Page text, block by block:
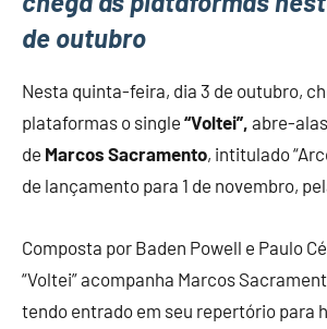
de outubro
Nesta quinta-feira, dia 3 de outubro,
plataformas o single “Voltei”, abre-
de Marcos Sacramento, intitulado
de lançamento para 1 de novembro,
Composta por Baden Powell e Paulo
“Voltei” acompanha Marcos
tendo entrado em seu repertório para